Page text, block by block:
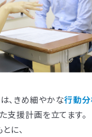
、きめ細やかな行動分
支援計画を立てます。
に、